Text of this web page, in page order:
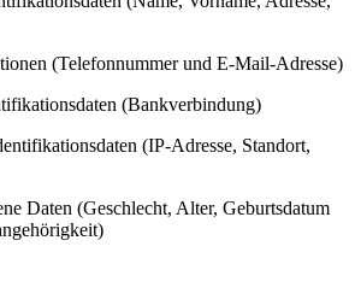
(Telefonnummer und E-Mail-Adresse)
(Bankverbindung)
(IP-Adresse, Standort,
Daten (Geschlecht, Alter, Geburtsdatum